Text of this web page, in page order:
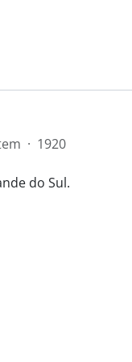
· 1920
do Sul.